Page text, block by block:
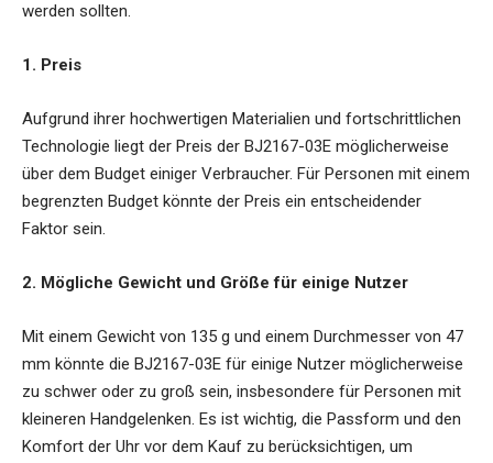
werden sollten.
1. Preis
Aufgrund ihrer hochwertigen Materialien und fortschrittlichen
Technologie liegt der Preis der BJ2167-03E möglicherweise
über dem Budget einiger Verbraucher. Für Personen mit einem
begrenzten Budget könnte der Preis ein entscheidender
Faktor sein.
2. Mögliche Gewicht und Größe für einige Nutzer
Mit einem Gewicht von 135 g und einem Durchmesser von 47
mm könnte die BJ2167-03E für einige Nutzer möglicherweise
zu schwer oder zu groß sein, insbesondere für Personen mit
kleineren Handgelenken. Es ist wichtig, die Passform und den
Komfort der Uhr vor dem Kauf zu berücksichtigen, um